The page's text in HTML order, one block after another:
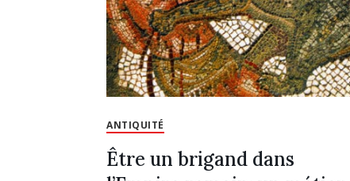
ANTIQUITÉ
Être un brigand dans